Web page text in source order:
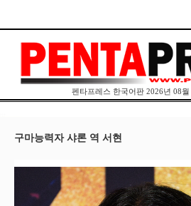
펜타프레스 한국어판 2026년 08
구마능력자 샤론 역 서현